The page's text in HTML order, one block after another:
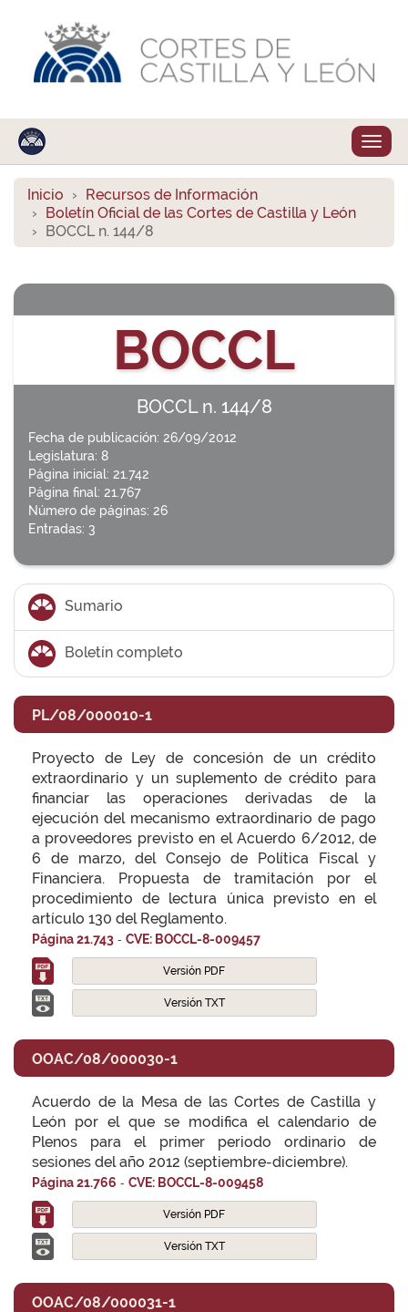
Inicio
Recursos de Información
Boletín Oficial de las Cortes de Castilla y León
BOCCL n. 144/8
BOCCL
BOCCL n. 144/8
Fecha de publicación: 26/09/2012
Legislatura: 8
Página inicial: 21.742
Página final: 21.767
Número de páginas: 26
Entradas: 3
Sumario
Boletín completo
PL/08/000010-1
Proyecto de Ley de concesión de un crédito
extraordinario y un suplemento de crédito para
financiar las operaciones derivadas de la
ejecución del mecanismo extraordinario de pago
a proveedores previsto en el Acuerdo 6/2012, de
6 de marzo, del Consejo de Política Fiscal y
Financiera. Propuesta de tramitación por el
procedimiento de lectura única previsto en el
artículo 130 del Reglamento.
Página 21.743 - CVE: BOCCL-8-009457
Versión PDF
Versión TXT
OOAC/08/000030-1
Acuerdo de la Mesa de las Cortes de Castilla y
León por el que se modifica el calendario de
Plenos para el primer periodo ordinario de
sesiones del año 2012 (septiembre-diciembre).
Página 21.766 - CVE: BOCCL-8-009458
Versión PDF
Versión TXT
OOAC/08/000031-1